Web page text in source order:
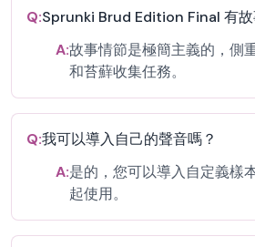
Q:Sprunki Brud Edition Final 有故
A:故事情節是極簡主義的，側
和苔蘚收集任務。
Q:我可以導入自己的聲音嗎？
A:是的，您可以導入自定義樣
起使用。